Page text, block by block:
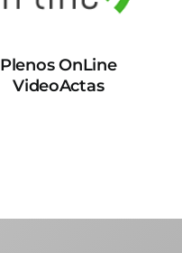
Plenos OnLine
VideoActas